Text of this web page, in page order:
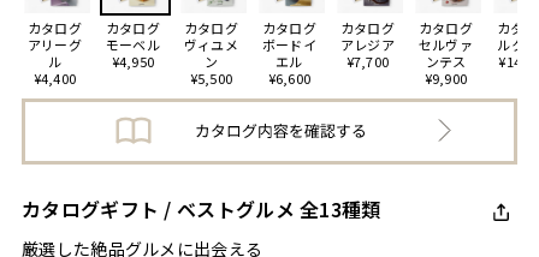
カタログ
アリーグ
ル
¥4,400
カタログ
モーベル
¥4,950
カタログ
ヴィユメ
ン
¥5,500
カタログ
ボードイ
エル
¥6,600
カタログ
アレジア
¥7,700
カタログ
セルヴァ
ンテス
¥9,900
カタ
ルク
カタログギフト / ベストグルメ 全13種類
厳選した絶品グルメに出会える